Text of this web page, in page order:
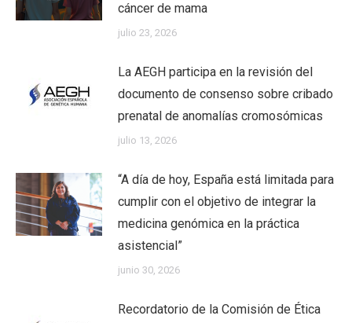
cáncer de mama
julio 23, 2026
La AEGH participa en la revisión del
documento de consenso sobre cribado
prenatal de anomalías cromosómicas
julio 13, 2026
“A día de hoy, España está limitada para
cumplir con el objetivo de integrar la
medicina genómica en la práctica
asistencial”
junio 30, 2026
Recordatorio de la Comisión de Ética